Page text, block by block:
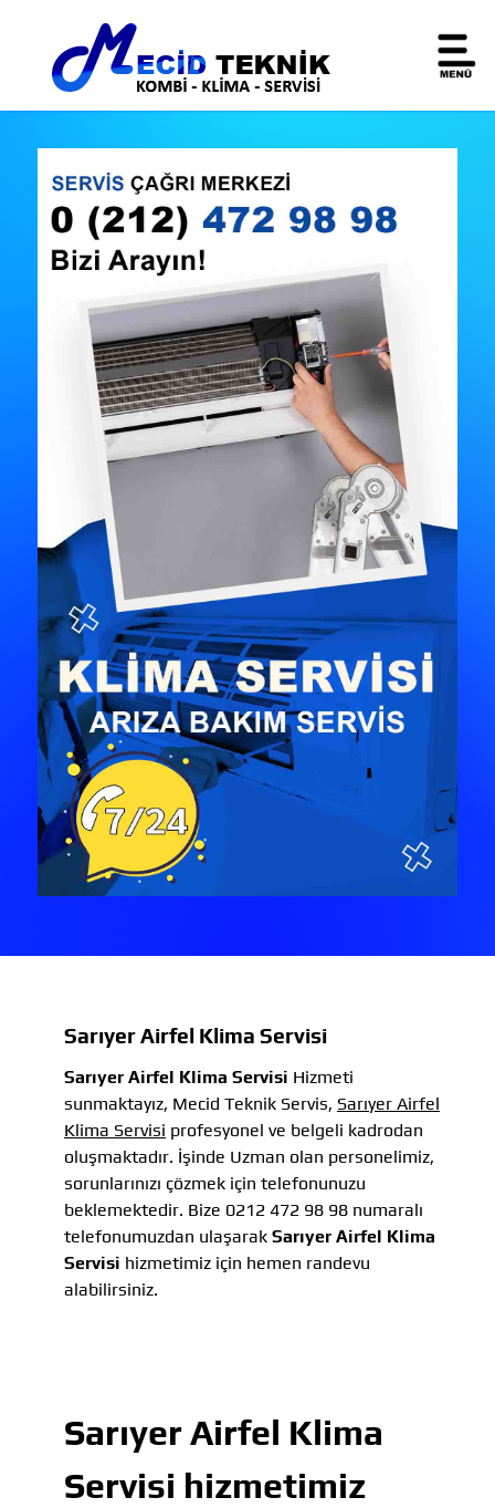
Sarıyer Airfel Klima Servisi
Sarıyer Airfel Klima Servisi Hizmeti
sunmaktayız, Mecid Teknik Servis, Sarıyer Airfel
Klima Servisi profesyonel ve belgeli kadrodan
oluşmaktadır. İşinde Uzman olan personelimiz,
sorunlarınızı çözmek için telefonunuzu
beklemektedir. Bize 0212 472 98 98 numaralı
telefonumuzdan ulaşarak Sarıyer Airfel Klima
Servisi hizmetimiz için hemen randevu
alabilirsiniz.
Sarıyer Airfel Klima
Servisi hizmetimiz